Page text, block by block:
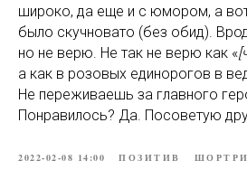
широко, да еще и с юмором, а
было скучновато (без обид).
но не верю. Не так не верю как «
а как в розовых единорогов в
Не переживаешь за главного
Понравилось? Да. Посоветую
2022-02-08 14:00 ПОЗИТИВ